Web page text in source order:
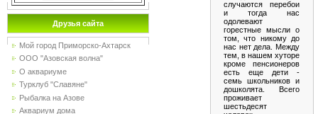
Друзья сайта
Мой город Приморско-Ахтарск
ООО "Азовская волна"
О аквариуме
Турклуб "Славяне"
Рыбалка на Азове
Аквариум дома
случаются перебои
и тогда нас
одолевают
горестные мысли о
том, что никому до
нас нет дела. Между
тем, в нашем хуторе
кроме пенсионеров
есть еще дети -
семь школьников и
дошколята. Всего
проживает
шестьдесят